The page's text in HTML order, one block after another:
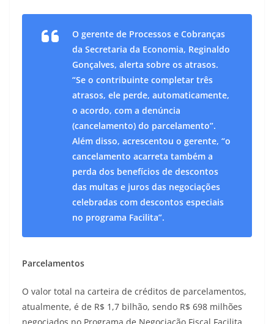
O gerente de Processos e Cobranças
da Secretaria da Economia, Reginaldo
Gonçalves, alerta sobre os atrasos.
“Se o contribuinte completar três
atrasos, ele perde, automaticamente,
o acordo, com a denúncia
(cancelamento) do parcelamento”.
Além disso, acrescentou o gerente, “o
cancelamento acarreta também a
perda dos benefícios de descontos
das multas e juros das negociações
celebradas com descontos especiais
no programa Facilita”.
Parcelamentos
O valor total na carteira de créditos de parcelamentos,
atualmente, é de R$ 1,7 bilhão, sendo R$ 698 milhões